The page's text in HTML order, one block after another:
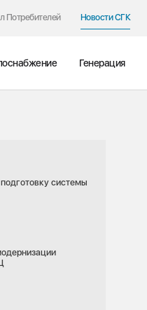
Потребителей Новости СГК
Генерация
системы